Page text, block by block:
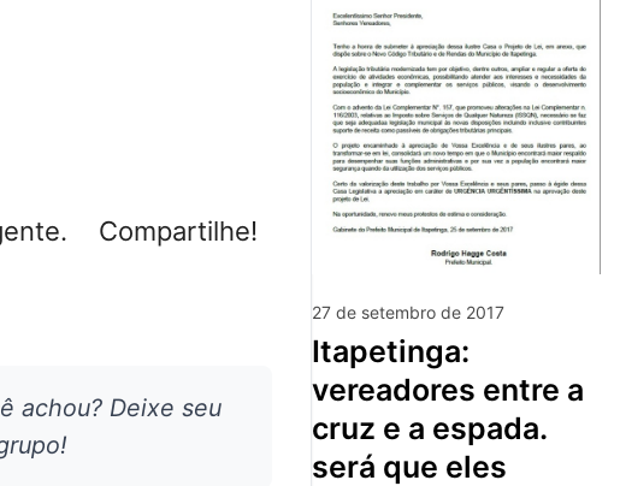
Compartilhe!
achou? Deixe seu
27 de setembro de 2017
itapetinga:
vereadores entre a
cruz e a espada.
será que eles